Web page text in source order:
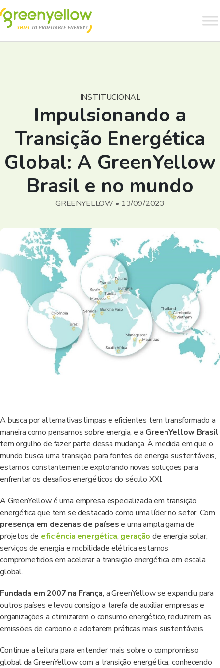
INSTITUCIONAL
Impulsionando a
Transição Energética
Global: A GreenYellow
Brasil e no mundo
GREENYELLOW • 13/09/2023
A busca por alternativas limpas e eficientes tem transformado a
maneira como pensamos sobre energia, e a GreenYellow Brasil
tem orgulho de fazer parte dessa mudança. À medida em que o
mundo busca uma transição para fontes de energia sustentáveis,
estamos constantemente explorando novas soluções para
enfrentar os desafios energéticos do século XXI.
A GreenYellow é uma empresa especializada em transição
energética que tem se destacado como uma líder no setor. Com
presença em dezenas de paísese uma ampla gama de
projetos de eficiência energética, geração de energia solar,
serviços de energia e mobilidade elétrica estamos
comprometidos em acelerar a transição energética em escala
global.
Fundada em 2007 na França, a GreenYellow se expandiu para
outros países e levou consigo a tarefa de auxiliar empresas e
organizações a otimizarem o consumo energético, reduzirem as
emissões de carbono e adotarem práticas mais sustentáveis.
Continue a leitura para entender mais sobre o compromisso
global da GreenYellow com a transição energética, conhecendo